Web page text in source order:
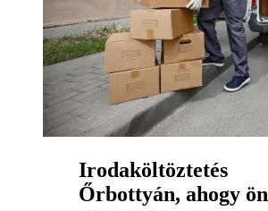
Irodaköltöztetés
Őrbottyán, ahogy ön